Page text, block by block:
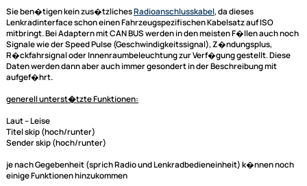
ACV Adapterkabel für ACV (blaue Box) und Connects2
Lenkradinterface adaptiert auf JVC
Nur für Fahrzeuge mit 3 weißen Steckern
Dieser Lenkradfernbedienungsadapter für Ihr Renault Fahrzeug dient
das Radio den entsprechenden Anschluss hat.
Bedienungsanleitung herunterladen
Sie ben�tigen kein zus�tzlichesRadioanschlusskabel, da dieses
Lenkradinterfaceschon einen Fahrzeugspezifischen Kabelsatz auf ISO